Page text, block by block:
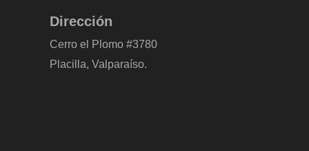
Dirección
Cerro el Plomo #3780
Placilla, Valparaíso.